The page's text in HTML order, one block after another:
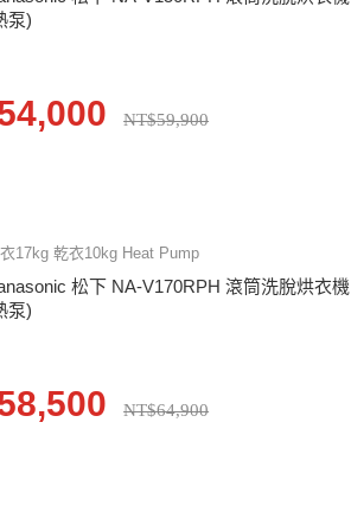
泵)
NT$59,900
17kg 乾衣10kg Heat Pump
松下 NA-V170RPH 滾筒洗脫烘衣機
泵)
NT$64,900